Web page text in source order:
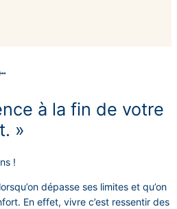
⇠⠀⠀⠀⠀⠀⠀⠀⠀⠀
à la fin de votre
»
!
dépasse ses limites et qu’on
En effet, vivre c’est ressentir des